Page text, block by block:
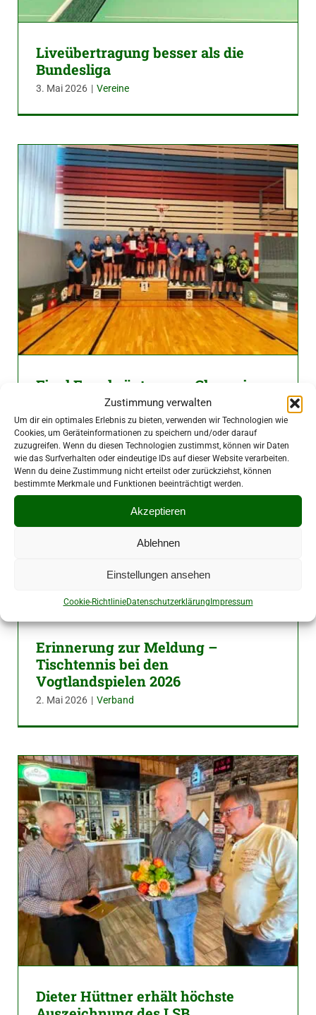
Zustimmung verwalten
Um dir ein optimales Erlebnis zu bieten, verwenden wir Technologien wie
Cookies, um Geräteinformationen zu speichern und/oder darauf
zuzugreifen. Wenn du diesen Technologien zustimmst, können wir Daten
wie das Surfverhalten oder eindeutige IDs auf dieser Website verarbeiten.
Wenn du deine Zustimmung nicht erteilst oder zurückziehst, können
bestimmte Merkmale und Funktionen beeinträchtigt werden.
Akzeptieren
Ablehnen
Einstellungen ansehen
Cookie-RichtlinieDatenschutzerklärung Impressum
Liveübertragung besser als die
Bundesliga
3. Mai 2026 | Vereine
Final Four krönt neuen Champion
Verband
Erinnerung zur Meldung –
Tischtennis bei den
Vogtlandspielen 2026
2. Mai 2026 | Verband
Dieter Hüttner erhält höchste